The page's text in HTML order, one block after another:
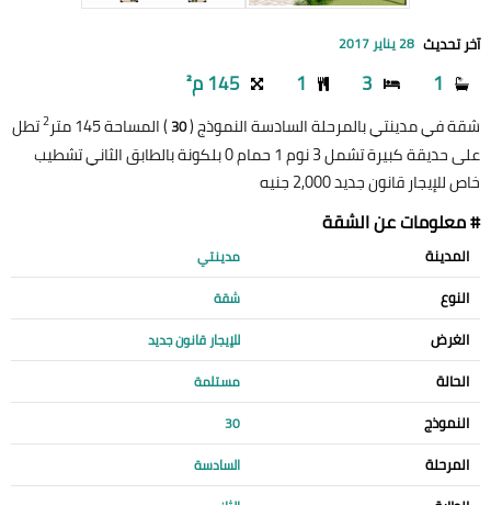
آخر تحديث 28 يناير 2017
1
3
1 145 م²
شقة في مدينتي بالمرحلة السادسة النموذج (30) المساحة 145 متر 2تطل
على حديقة كبيرة تشمل 3 نوم 1 حمام 0 بلكونة بالطابق الثاني تشطيب
خاص للإيجار قانون جديد 2,000 جنيه
# معلومات عن الشقة
المدينة مدينتي
النوع شقة
الغرض للإيجار قانون جديد
الحالة مستلمة
النموذج 30
المرحلة السادسة